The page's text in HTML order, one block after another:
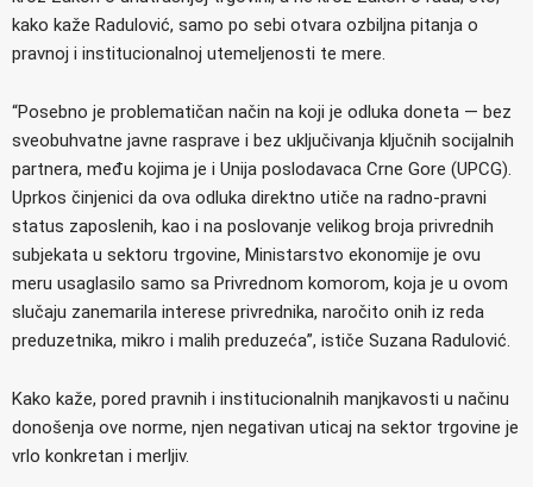
kako kaže Radulović, samo po sebi otvara ozbiljna pitanja o
pravnoj i institucionalnoj utemeljenosti te mere.
“Posebno je problematičan način na koji je odluka doneta — bez
sveobuhvatne javne rasprave i bez uključivanja ključnih socijalnih
partnera, među kojima je i Unija poslodavaca Crne Gore (UPCG).
Uprkos činjenici da ova odluka direktno utiče na radno-pravni
status zaposlenih, kao i na poslovanje velikog broja privrednih
subjekata u sektoru trgovine, Ministarstvo ekonomije je ovu
meru usaglasilo samo sa Privrednom komorom, koja je u ovom
slučaju zanemarila interese privrednika, naročito onih iz reda
preduzetnika, mikro i malih preduzeća”, ističe Suzana Radulović.
Kako kaže, pored pravnih i institucionalnih manjkavosti u načinu
donošenja ove norme, njen negativan uticaj na sektor trgovine je
vrlo konkretan i merljiv.